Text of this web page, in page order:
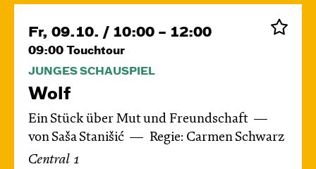
Fr, 09.10. / 10:00 – 12:00
09:00 Touchtour
JUNGES SCHAUSPIEL
Wolf
Ein Stück über Mut und Freundschaft
von Saša Stanišić
Regie: Carmen Schwarz
Central 1